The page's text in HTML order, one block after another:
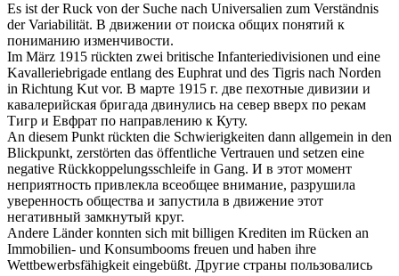
Es ist derRuck von der Suche nach Universalien zum Verständnis
der Variabilität. В движении от поиска общих понятий к
пониманию изменчивости.
Im März 1915 rückten zwei britische Infanteriedivisionen und eine
Kavalleriebrigade entlang des Euphrat und des Tigris nach Norden
in Richtung Kut vor. В марте 1915 г. две пехотные дивизии и
кавалерийская бригада двинулись на север вверх по рекам
Тигр и Евфрат по направлению к Куту.
An diesem Punktrückten die Schwierigkeiten dann allgemein in den
Blickpunkt, zerstörten das öffentliche Vertrauen und setzen eine
negative Rückkoppelungsschleife in Gang. И в этот момент
неприятность привлекла всеобщее внимание, разрушила
уверенность общества и запустила в движение этот
негативный замкнутый круг.
Andere Länder konnten sich mit billigen Krediten im Rücken an
Immobilien- und Konsumbooms freuen und haben ihre
Wettbewerbsfähigkeit eingebüßt. Другие страны пользовались